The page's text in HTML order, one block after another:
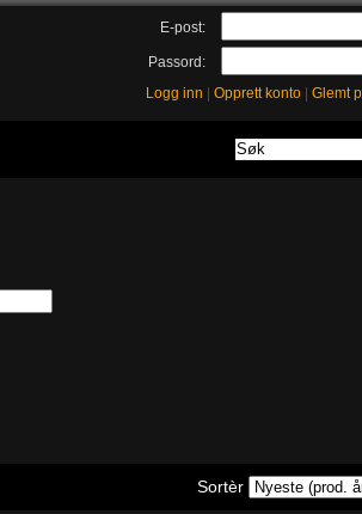
E-post:
Passord:
Logg inn
Opprett konto Glemt
Sortèr